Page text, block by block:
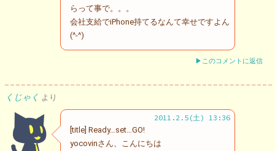
らって事で。。。
会社支給でiPhone持てるなんて幸せですよん
(^-^)
▶このコメントに返信
くじゃく より
2011.2.5(土) 13:36
[title] Ready…set…GO!
yocovinさん、こんにちは